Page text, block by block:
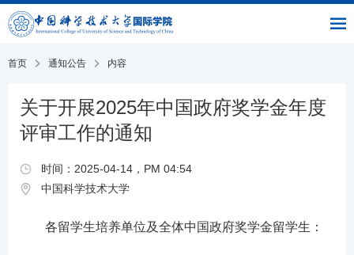
主
页
|
交
|
书
馆
|
接
English
首页 通知公告 内容
关于开展2025年中国政府奖学金年度
评审工作的通知
时间：2025-04-14，PM 04:54
中国科学技术大学
各留学生培养单位及全体中国政府奖学金留学生：